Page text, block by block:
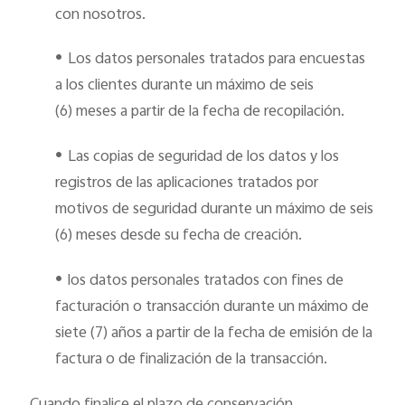
con nosotros.
• Los datos personales tratados para encuestas
a los clientes durante un máximo de seis
(6) meses a partir de la fecha de recopilación.
• Las copias de seguridad de los datos y los
registros de las aplicaciones tratados por
motivos de seguridad durante un máximo de seis
(6) meses desde su fecha de creación.
• los datos personales tratados con fines de
facturación o transacción durante un máximo de
siete (7) años a partir de la fecha de emisión de la
factura o de finalización de la transacción.